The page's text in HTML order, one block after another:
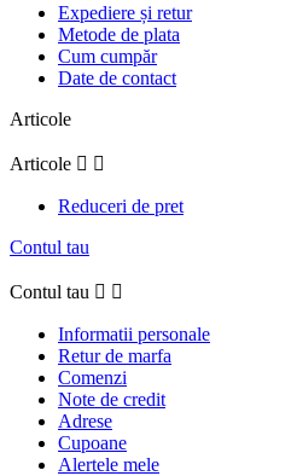
Expediere și retur
Metode de plata
Cum cumpăr
Date de contact
Articole
Articole  
Reduceri de pret
Contul tau
Contul tau  
Informatii personale
Retur de marfa
Comenzi
Note de credit
Adrese
Cupoane
Alertele mele